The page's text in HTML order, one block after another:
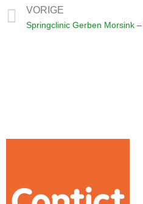
VORIGE
Springclinic Gerben Morsink